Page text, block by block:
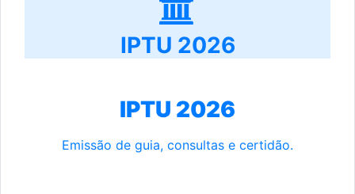
IPTU 2026
IPTU 2026
Emissão de guia, consultas e certidão.